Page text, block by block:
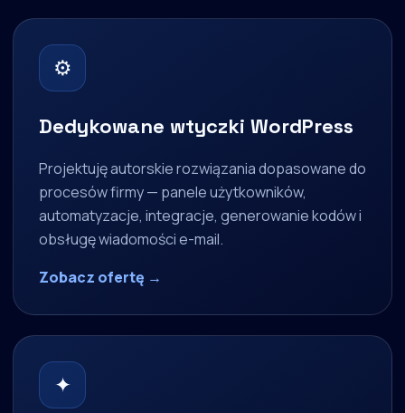
⚙
Dedykowane wtyczki WordPress
Projektuję autorskie rozwiązania dopasowane do
procesów firmy — panele użytkowników,
automatyzacje, integracje, generowanie kodów i
obsługę wiadomości e-mail.
Zobacz ofertę →
✦